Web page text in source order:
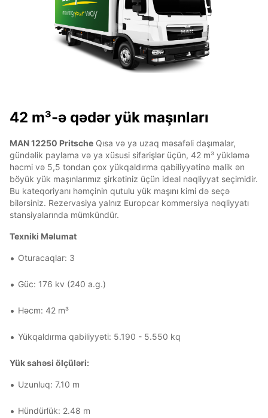
42 m³-ə qədər yük maşınları
MAN 12250 Pritsche Qısa və ya uzaq məsafəli daşımalar,
gündəlik paylama və ya xüsusi sifarişlər üçün, 42 m³ yükləmə
həcmi və 5,5 tondan çox yükqaldırma qabiliyyətinə malik ən
böyük yük maşınlarımız şirkətiniz üçün ideal nəqliyyat seçimidir.
Bu kateqoriyanı həmçinin qutulu yük maşını kimi də seçə
bilərsiniz. Rezervasiya yalnız Europcar kommersiya nəqliyyatı
stansiyalarında mümkündür.
Texniki Məlumat
Oturacaqlar: 3
Güc: 176 kv (240 a.g.)
Həcm: 42 m³
Yükqaldırma qabiliyyəti: 5.190 - 5.550 kq
Yük sahəsi ölçüləri:
Uzunluq: 7.10 m
Hündürlük: 2.48 m